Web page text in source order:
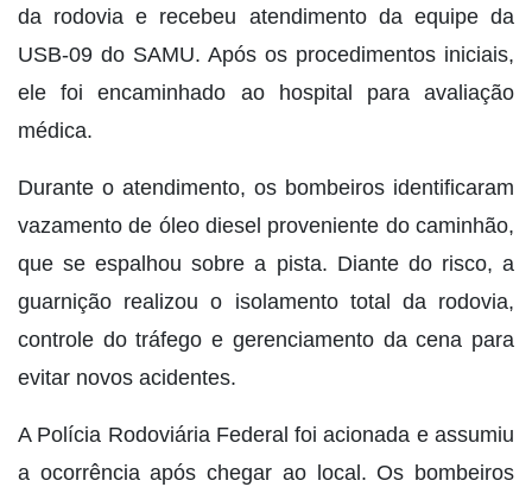
da rodovia e recebeu atendimento da equipe da
USB-09 do SAMU. Após os procedimentos iniciais,
ele foi encaminhado ao hospital para avaliação
médica.
Durante o atendimento, os bombeiros identificaram
vazamento de óleo diesel proveniente do caminhão,
que se espalhou sobre a pista. Diante do risco, a
guarnição realizou o isolamento total da rodovia,
controle do tráfego e gerenciamento da cena para
evitar novos acidentes.
A Polícia Rodoviária Federal foi acionada e assumiu
a ocorrência após chegar ao local. Os bombeiros